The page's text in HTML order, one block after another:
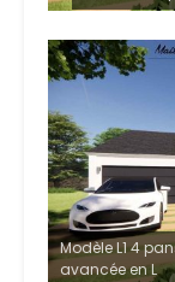
Modèle L1 4
avancée en L